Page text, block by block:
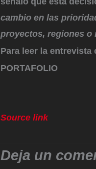
cambio en las
proyectos, regiones o
Para leer la entrevista
PORTAFOLIO
Source link
Deja un